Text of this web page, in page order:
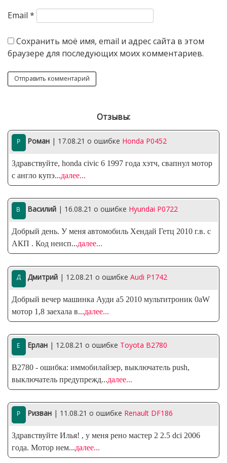
Email *
Сохранить моё имя, email и адрес сайта в этом
браузере для последующих моих комментариев.
Отзывы:
Роман | 17.08.21 о ошибке Honda P0452
Здравствуйте, honda civic 6 1997 года хэтч, свапнул мотор
с англо купэ...далее...
Василий | 16.08.21 о ошибке Hyundai P0722
Добрый день. У меня автомобиль Хендай Гетц 2010 г.в. с
АКП . Код неисп...далее...
Дмитрий | 12.08.21 о ошибке Audi P1742
Добрый вечер машинка Ауди а5 2010 мультитроник 0аW
мотор 1,8 заехала в...далее...
Ерлан | 12.08.21 о ошибке Toyota B2780
B2780 - ошибка: иммобилайзер, выключатель push,
выключатель предупрежд...далее...
Ризван | 11.08.21 о ошибке Renault DF186
Здравствуйте Илья! , у меня рено мастер 2 2.5 dci 2006
года. Мотор нем...далее...